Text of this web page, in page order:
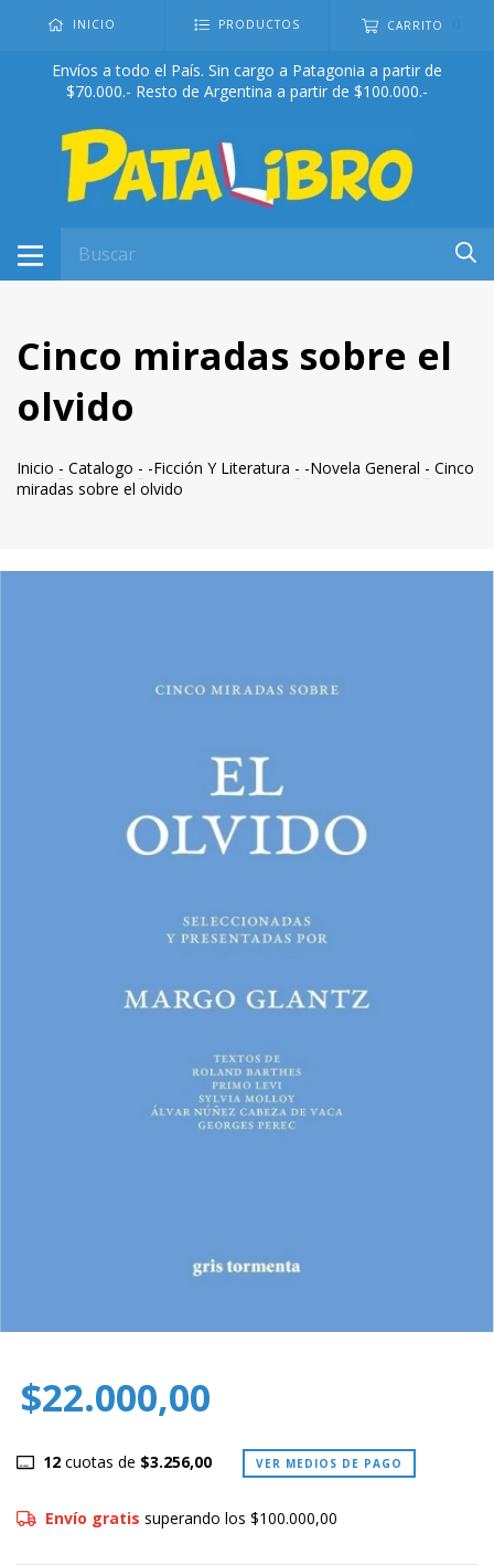
INICIO PRODUCTOS CARRITO
Envíos a todo el País. Sin cargo a Patagonia a partir de
$70.000.- Resto de Argentina a partir de $100.000.-
Cinco miradas sobre el
olvido
Inicio - Catalogo - -Ficción Y Literatura - -Novela General - Cinco
miradas sobre el olvido
$22.000,00
12cuotas de $3.256,00 VER MEDIOS DE PAGO
Envío gratis superando los $100.000,00